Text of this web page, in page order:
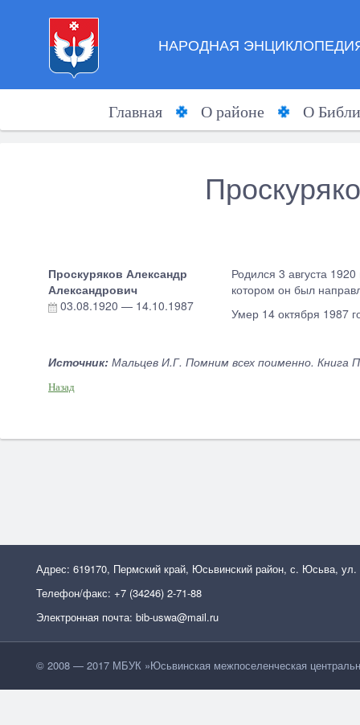
НАРОДНАЯ
Главная О районе О
Проскуряков Александр
Александрович
03.08.1920 — 14.10.1987
Родился 3 августа
котором он был
Умер 14 октября 1987
Источник: Мальцев И.Г. Помним всех поименно. Книга
Назад
Адрес: 619170, Пермский край, Юсьвинский район, с. Юсьва, ул.
Телефон/факс: +7 (34246) 2-71-88
Электронная почта: bib-uswa@mail.ru
© 2008 — 2017 МБУК »Юсьвинская межпоселенческая